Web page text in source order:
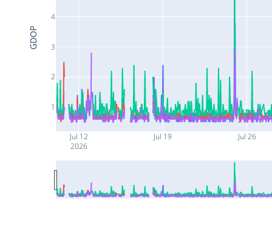
Jul 12
2026
Jul 19 Jul 26
1
2
3
4
GDOP